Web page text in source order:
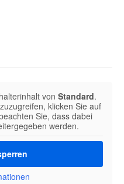
von Standard.
klicken Sie auf
Sie, dass dabei
werden.